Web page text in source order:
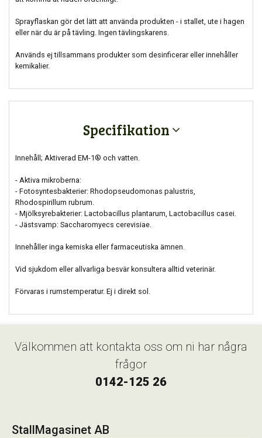
Sprayflaskan gör det lätt att använda produkten - i stallet, ute i hagen
eller när du är på tävling. Ingen tävlingskarens.
Används ej tillsammans produkter som desinficerar eller innehåller
kemikalier.
Specifikation
Innehåll; Aktiverad EM-1® och vatten.
- Aktiva mikroberna:
- Fotosyntesbakterier: Rhodopseudomonas palustris,
Rhodospirillum rubrum.
- Mjölksyrebakterier: Lactobacillus plantarum, Lactobacillus casei.
- Jästsvamp: Saccharomyecs cerevisiae.
Innehåller inga kemiska eller farmaceutiska ämnen.
Vid sjukdom eller allvarliga besvär konsultera alltid veterinär.
Förvaras i rumstemperatur. Ej i direkt sol.
Välkommen att kontakta oss om ni har några
frågor
0142-125 26
StallMagasinet AB